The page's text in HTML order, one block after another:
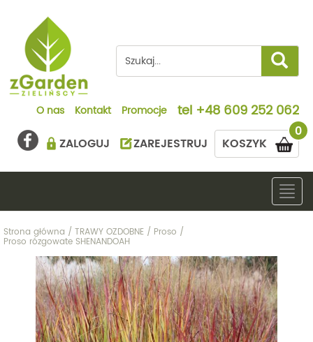
O nas Kontakt Promocje tel +48 609 252 062
0
KOSZYK
ZALOGUJ ZAREJESTRUJ
Strona główna / TRAWY OZDOBNE / Proso /
Proso rózgowate SHENANDOAH